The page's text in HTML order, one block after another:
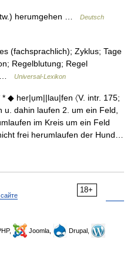
herumgehen …
Deutsch
(fachsprachlich); Zyklus; Tage
Regelblutung; Regel
…
Universal-Lexikon
◆ her|ụm||lau|fen 〈V. intr. 175;
u. dahin laufen 2. um ein Feld,
im Kreis um ein Feld
frei herumlaufen der Hund…
18+
Joomla,
Drupal,